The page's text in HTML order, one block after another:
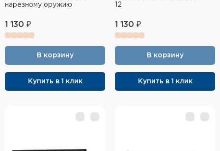
Кейсы и ящики для патронов и
Элементы питания и зарядные
Охотничье снаряжение
нарезному оружию
1 130 ₽
В корзину
Купить в 1 клик
12
1 130 ₽
В корзину
Купить в 1 клик